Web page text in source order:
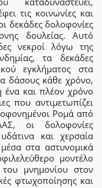
τις κοινωνίες και
δεκάδες δολοφονίες
δουλείας. Αυτό
νεκροί λόγω της
τα δεκάδες
εγκλήματος στα
δάσους κάθε χρόνο,
ένα και πλέον χρόνο
που αντιμετωπίζει
Ρομά από
οι δολοφονίες
και χερσαία
στα αστυνομικά
μοντέλο
μνημονίου στον
φτωχοποίησης και